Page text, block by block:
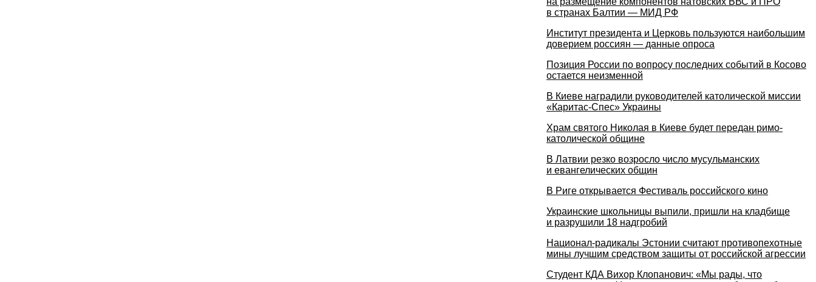
в странах Балтии — МИД РФ
Институт президента и Церковь пользуются наибольшим
доверием россиян — данные опроса
Позиция России по вопросу последних событий в Косово
остается неизменной
В Киеве наградили руководителей католической миссии
«Каритас-Спес» Украины
Храм cвятого Николая в Киеве будет передан римо-
католической общине
В Латвии резко возросло число мусульманских
и евангелических общин
В Риге открывается Фестиваль российского кино
Украинские школьницы выпили, пришли на кладбище
и разрушили 18 надгробий
Национал-радикалы Эстонии считают противопехотные
мины лучшим средством защиты от российской агрессии
Студент КДА Вихор Клопанович: «Мы рады, что